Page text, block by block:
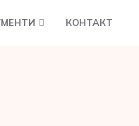
КОНТАКТ